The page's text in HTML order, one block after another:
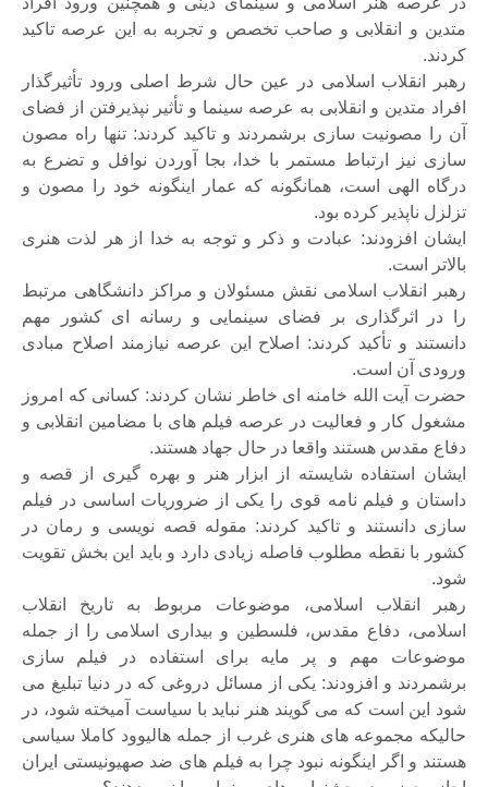
متدین و انقلابی و صاحب تخصص و تجربه به این عرصه تاکید
کردند.
رهبر انقلاب اسلامی در عین حال شرط اصلی ورود تأثیرگذار
افراد متدین و انقلابی به عرصه سینما و تأثیر نپذیرفتن از فضای
آن را مصونیت سازی برشمردند و تاکید کردند: تنها راه مصون
سازی نیز ارتباط مستمر با خدا، بجا آوردن نوافل و تضرع به
درگاه الهی است، همانگونه که عمار اینگونه خود را مصون و
تزلزل ناپذیر کرده بود.
ایشان افزودند: عبادت و ذکر و توجه به خدا از هر لذت هنری
بالاتر است.
رهبر انقلاب اسلامی نقش مسئولان و مراکز دانشگاهی مرتبط
را در اثرگذاری بر فضای سینمایی و رسانه ای کشور مهم
دانستند و تأکید کردند: اصلاح این عرصه نیازمند اصلاح مبادی
ورودی آن است.
حضرت آیت الله خامنه ای خاطر نشان کردند: کسانی که امروز
مشغول کار و فعالیت در عرصه فیلم های با مضامین انقلابی و
دفاع مقدس هستند واقعا در حال جهاد هستند.
ایشان استفاده شایسته از ابزار هنر و بهره گیری از قصه و
داستان و فیلم نامه قوی را یکی از ضروریات اساسی در فیلم
سازی دانستند و تاکید کردند: مقوله قصه نویسی و رمان در
کشور با نقطه مطلوب فاصله زیادی دارد و باید این بخش تقویت
شود.
رهبر انقلاب اسلامی، موضوعات مربوط به تاریخ انقلاب
اسلامی، دفاع مقدس، فلسطین و بیداری اسلامی را از جمله
موضوعات مهم و پر مایه برای استفاده در فیلم سازی
برشمردند و افزودند: یکی از مسائل دروغی که در دنیا تبلیغ می
شود این است که می گویند هنر نباید با سیاست آمیخته شود، در
حالیکه مجموعه های هنری غرب از جمله هالیوود کاملا سیاسی
هستند و اگر اینگونه نبود چرا به فیلم های ضد صهیونیستی ایران